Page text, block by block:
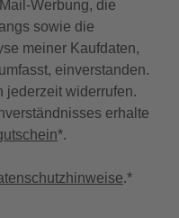
Werbung, die
sowie die
meiner Kaufdaten,
einverstanden.
jederzeit widerrufen.
erhalte
*.
.